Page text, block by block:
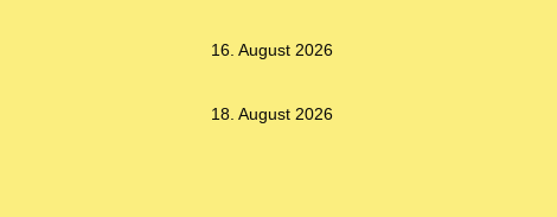
16. August 2026
18. August 2026